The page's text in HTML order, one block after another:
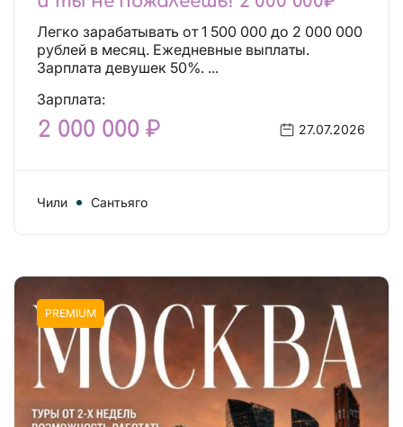
Легко зарабатывать от 1 500 000 до 2 000 000
рублей в месяц. Ежедневные выплаты.
Зарплата девушек 50%. ...
Зарплата:
2 000 000 ₽ 27.07.2026
Чили Сантьяго
PREMIUM